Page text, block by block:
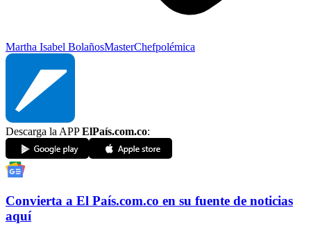
Martha Isabel BolañosMasterChefpolémica
Descarga la APPElPaís.com.co:
Convierta a El País.com.co en su fuente de noticias
aquí